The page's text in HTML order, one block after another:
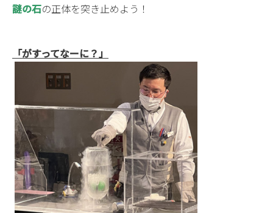
謎の石の正体を突き止めよう！
「がすってなーに？」